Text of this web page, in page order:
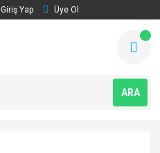
Giriş Yap Üye Ol
ARA